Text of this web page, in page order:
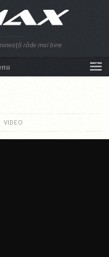
râde mai bine
VIDEO